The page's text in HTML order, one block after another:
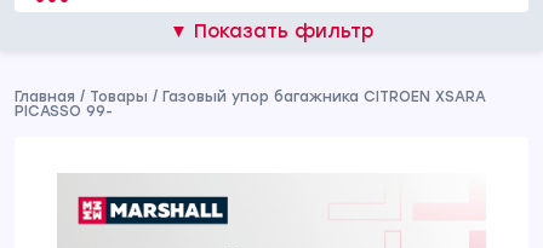
▼ Показать фильтр
Главная / Товары / Газовый упор багажника CITROEN XSARA
PICASSO 99-